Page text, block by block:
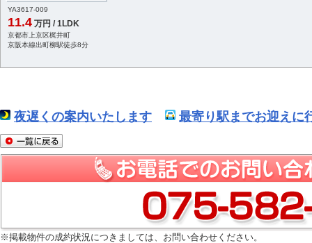
YA3617-009
11.4 万円 / 1LDK
京都市上京区梶井町
京阪本線出町柳駅徒歩8分
夜遅くの案内いたします 最寄り駅までお迎えに
※掲載物件の成約状況につきましては、お問い合わせください。